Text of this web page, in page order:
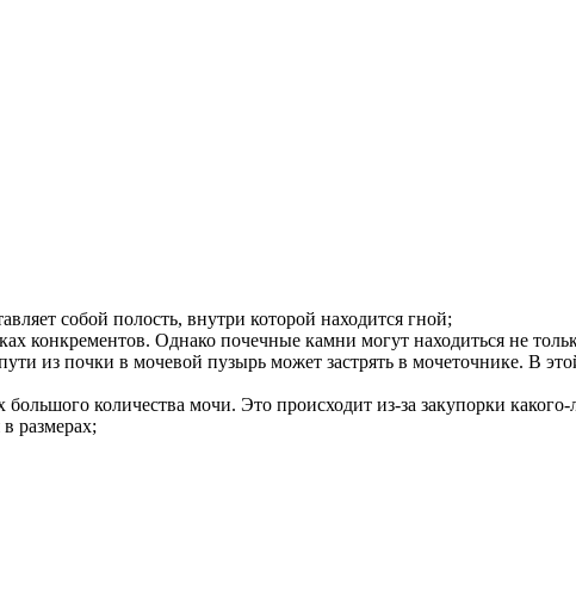
собой полость, внутри которой находится гной;
конкрементов. Однако почечные камни могут находиться не
из почки в мочевой пузырь может застрять в мочеточнике. В
количества мочи. Это происходит из-за закупорки какого-
размерах;